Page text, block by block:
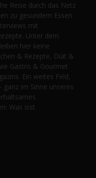
Reise durch das Netz
zu gesundem Essen
mit
Unter dem
hier keine
& Rezepte, Diät &
Gastro & Gourmet
Ein weites Feld,
im Sinne unseres
Was isst